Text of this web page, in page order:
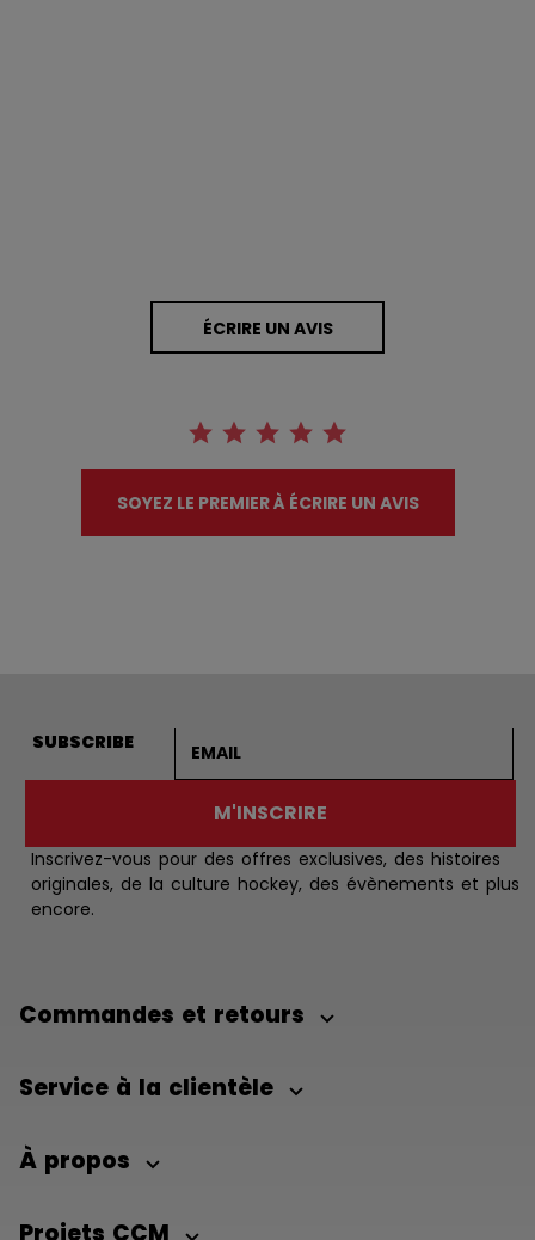
ÉCRIRE UN AVIS
SOYEZ LE PREMIER À ÉCRIRE UN AVIS
SUBSCRIBE
M'INSCRIRE
Inscrivez-vous pour des offres exclusives, des histoires
originales, de la culture hockey, des évènements et plus
encore.
Commandes et retours
Service à la clientèle
À propos
Projets CCM